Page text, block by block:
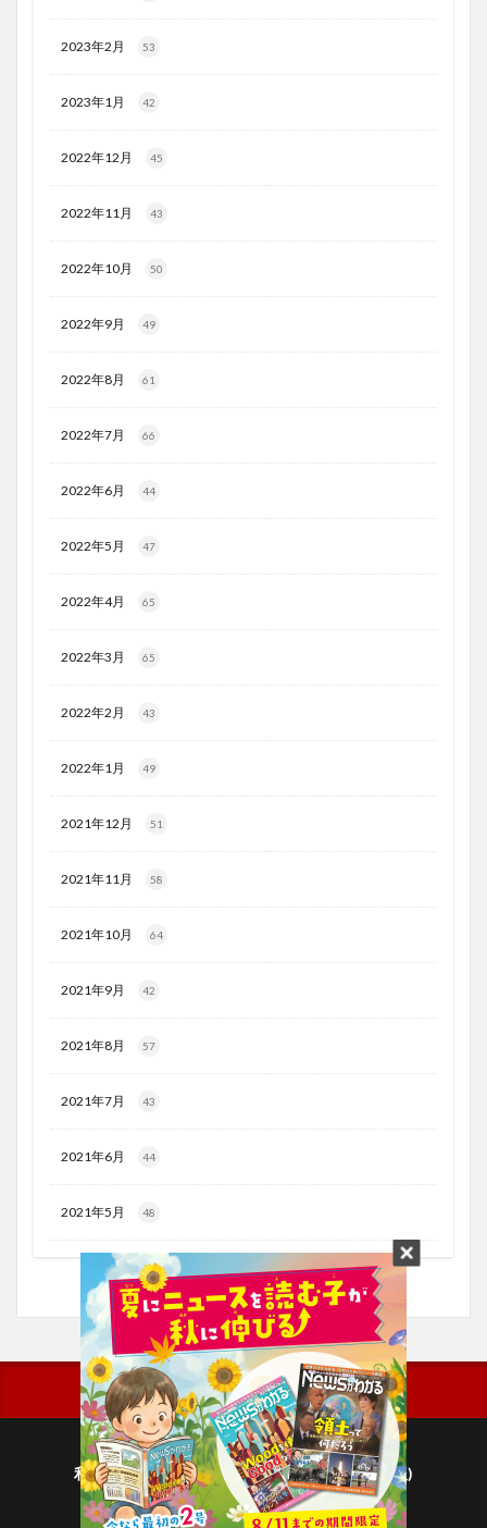
2023年2月 53
2023年1月 42
2022年12月 45
2022年11月 43
2022年10月 50
2022年9月 49
2022年8月 61
2022年7月 66
2022年6月 44
2022年5月 47
2022年4月 65
2022年3月 65
2022年2月 43
2022年1月 49
2021年12月 51
2021年11月 58
2021年10月 64
2021年9月 42
2021年8月 57
2021年7月 43
2021年6月 44
2021年5月 48
利用規約
プライバシーポリシー(毎日新聞出版)
個人情報について(毎日新聞社)